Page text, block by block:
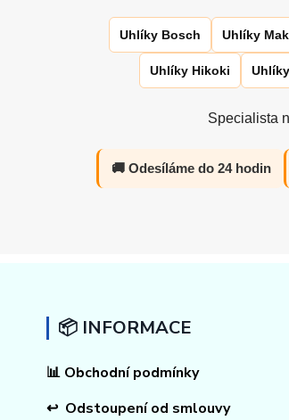
Uhlíky Bosch Uhlíky
Uhlíky Hikoki
Specialista
🚚 Odesíláme do 24 hodin
📦 INFORMACE
📊 Obchodní podmínky
↩ Odstoupení od smlouvy